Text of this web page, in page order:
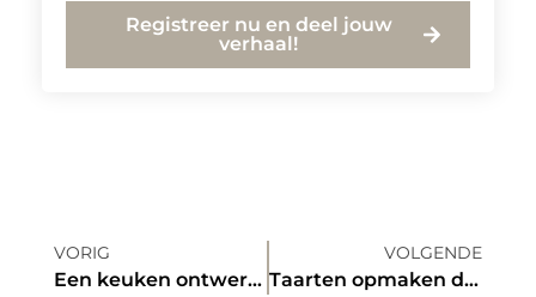
Registreer nu en deel jouw
verhaal!
VORIG
Een keuken ontwerpen die aan al uw behoeften voldoet
VOLGENDE
Taarten opmaken doe je zo